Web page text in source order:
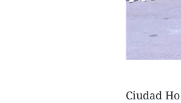
Ciudad